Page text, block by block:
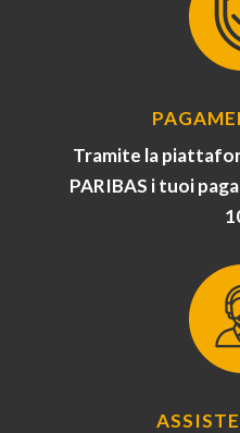
Tramite la
PARIBAS i tuoi